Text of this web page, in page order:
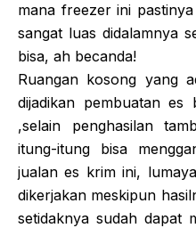
mana freezer ini
sangat luas didalamnya
bisa, ah becanda!
Ruangan kosong yang
dijadikan pembuatan
,selain penghasilan
itung-itung bisa
jualan es krim ini,
dikerjakan meskipun
setidaknya sudah dapat